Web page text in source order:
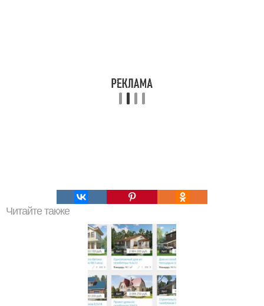
Читайте также